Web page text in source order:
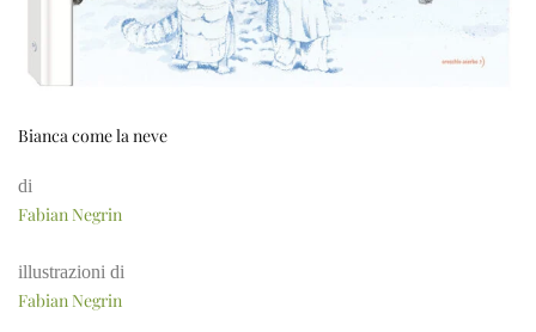
Bianca come la neve
di
Fabian Negrin
illustrazioni di
Fabian Negrin